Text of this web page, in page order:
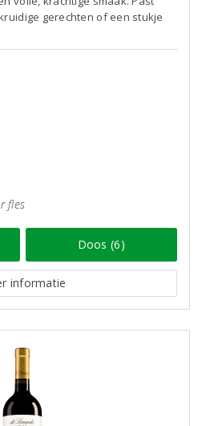
gerechten of een stukje
fles
Doos (6)
informatie